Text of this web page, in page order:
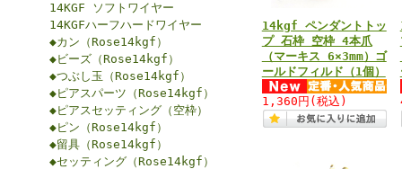
14KGF ソフトワイヤー
14KGFハーフハードワイヤー
◆カン（Rose14kgf）
◆ビーズ（Rose14kgf）
◆つぶし玉（Rose14kgf）
◆ピアスパーツ（Rose14kgf）
◆ピアスセッティング（空枠）
◆ピン（Rose14kgf）
◆留具（Rose14kgf）
◆セッティング（Rose14kgf）
14kgf ペンダントトッ
プ 石枠 空枠 4本爪
（マーキス 6×3mm）ゴ
ールドフィルド（1個）
1,360円 (税込)